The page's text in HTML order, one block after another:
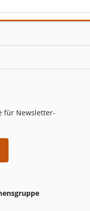
für Newsletter-